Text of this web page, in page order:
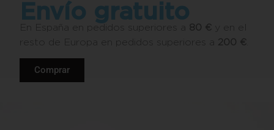
Envío gratuito
80 €
200 €
Comprar